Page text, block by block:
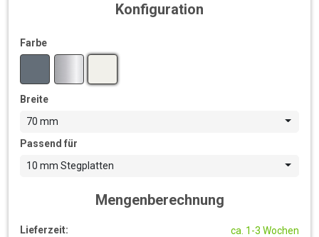
Konfiguration
Farbe
Breite
70 mm
Passend für
10 mm Stegplatten
Mengenberechnung
Lieferzeit: ca. 1-3 Wochen